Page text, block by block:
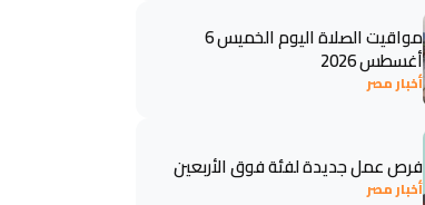
مواقيت الصلاة اليوم الخميس 6
أغسطس 2026
أخبار مصر
فرص عمل جديدة لفئة فوق الأربعين
أخبار مصر